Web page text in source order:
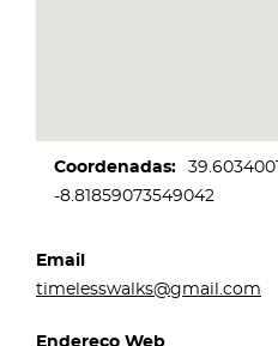
Coordenadas
-8.81859073549042
Email
timelesswalks@gmail.com
Endereço Web